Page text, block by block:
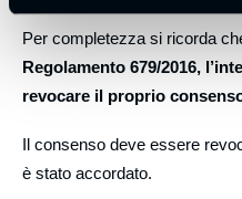
Per completezza si ricorda
Regolamento 679/2016,
revocare il proprio
Il consenso deve essere
è stato accordato.